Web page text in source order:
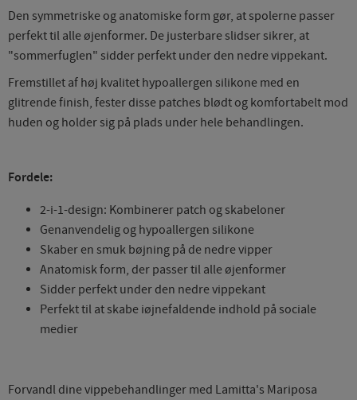
Den symmetriske og anatomiske form gør, at spolerne passer
perfekt til alle øjenformer. De justerbare slidser sikrer, at
"sommerfuglen" sidder perfekt under den nedre vippekant.
Fremstillet af høj kvalitet hypoallergen silikone med en
glitrende finish, fester disse patches blødt og komfortabelt mod
huden og holder sig på plads under hele behandlingen.
Fordele:
2-i-1-design: Kombinerer patch og skabeloner
Genanvendelig og hypoallergen silikone
Skaber en smuk bøjning på de nedre vipper
Anatomisk form, der passer til alle øjenformer
Sidder perfekt under den nedre vippekant
Perfekt til at skabe iøjnefaldende indhold på sociale
medier
Forvandl dine vippebehandlinger med Lamitta's Mariposa